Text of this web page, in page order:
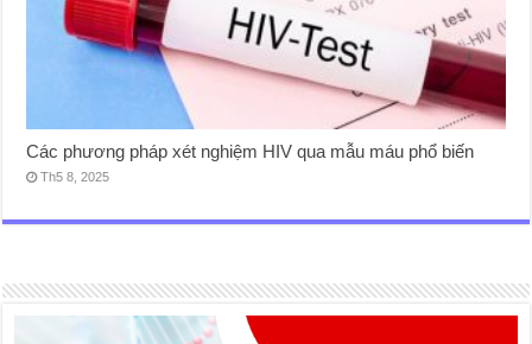
Các phương pháp xét nghiệm HIV qua mẫu máu phổ biến
Th5 8, 2025